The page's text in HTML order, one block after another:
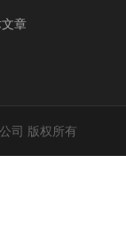
章
司 版权所有